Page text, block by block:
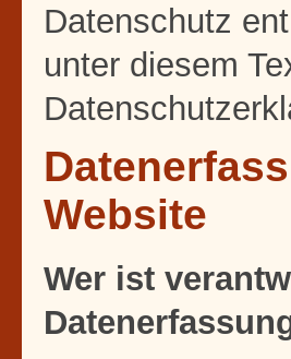
Datenschutz
unter diesem
Website
Wer ist